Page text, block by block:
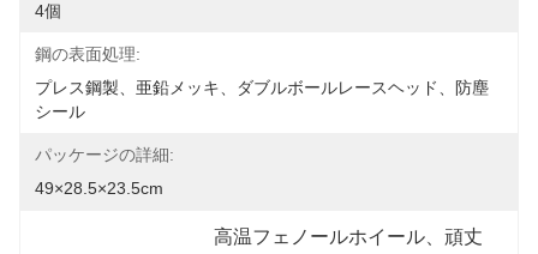
4個
鋼の表面処理:
プレス鋼製、亜鉛メッキ、ダブルボールレースヘッド、防塵
シール
パッケージの詳細:
49×28.5×23.5cm
高温フェノールホイール、頑丈